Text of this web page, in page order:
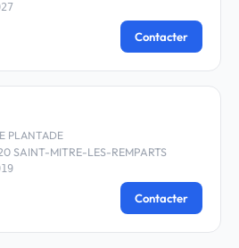
Contacter
PLANTADE
SAINT-MITRE-LES-REMPARTS
Contacter